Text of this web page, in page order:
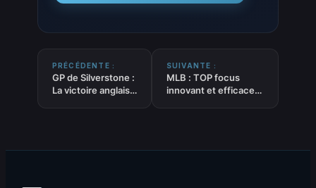
PRÉCÉDENTE :
GP de Silverstone :
La victoire anglaise
SUIVANTE :
MLB : TOP focus
innovant et efficace